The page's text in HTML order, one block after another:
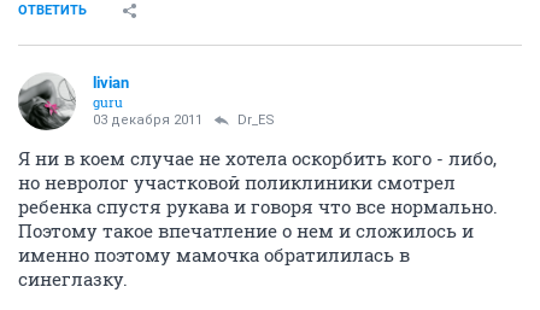
ОТВЕТИТЬ
livian
guru
03 декабря 2011 Dr_ES
Я ни в коем случае не хотела оскорбить кого - либо,
но невролог участковой поликлиники смотрел
ребенка спустя рукава и говоря что все нормально.
Поэтому такое впечатление о нем и сложилось и
именно поэтому мамочка обратилилась в
синеглазку.